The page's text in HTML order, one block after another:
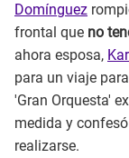
Domínguez
frontal que no
ahora esposa,
para un viaje
'Gran Orquesta'
medida y
realizarse.